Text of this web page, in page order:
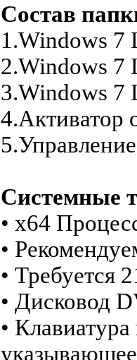
Состав
1.Windows 7
2.Windows 7
3.Windows 7
4.Aктиватор
Системные
• x64
•
• Требуется
• Дисковод
•